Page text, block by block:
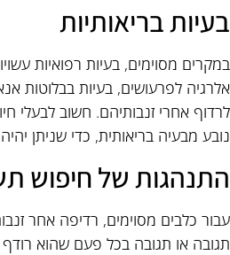
בעיות בריאותיות
במקרים מסוימים, בעיות רפואיות
אלרגיה לפרעושים, בעיות בבלוטות
לרדוף אחרי זנבותיהם. חשוב
נובע מבעיה בריאותית, כדי שניתן
התנהגות של חיפוש
עבור כלבים מסוימים, רדיפה אחר
תגובה או תגובה בכל פעם שהוא